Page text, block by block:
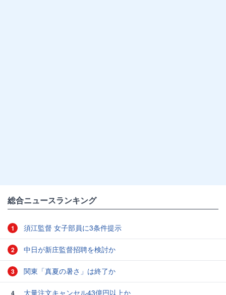
総合ニュースランキング
1 須江監督 女子部員に3条件提示
2 中日が新庄監督招聘を検討か
3 関東「真夏の暑さ」は終了か
4 大量注文キャンセル43億円以上か